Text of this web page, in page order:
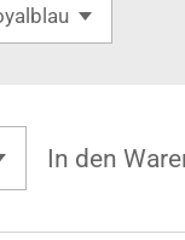
In den